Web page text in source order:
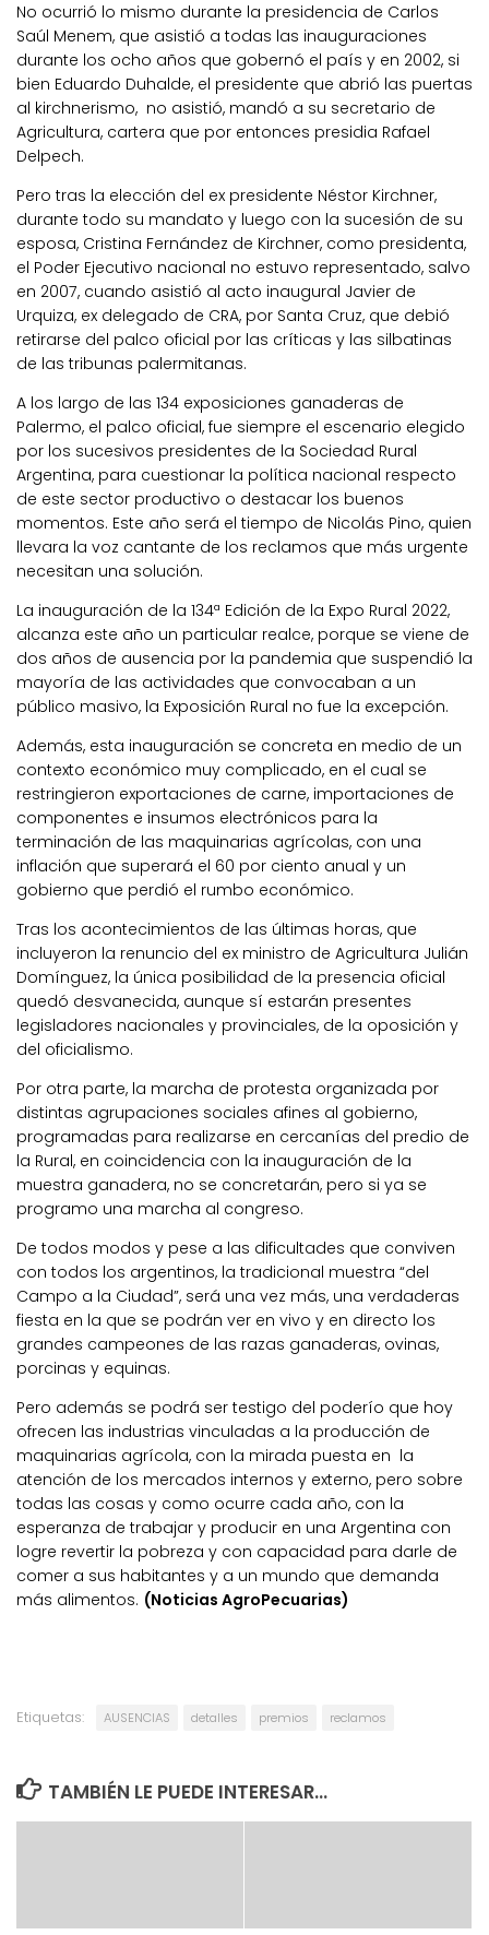
No ocurrió lo mismo durante la presidencia de Carlos
Saúl Menem, que asistió a todas las inauguraciones
durante los ocho años que gobernó el país y en 2002, si
bien Eduardo Duhalde, el presidente que abrió las puertas
al kirchnerismo, no asistió, mandó a su secretario de
Agricultura, cartera que por entonces presidia Rafael
Delpech.
Pero tras la elección del ex presidente Néstor Kirchner,
durante todo su mandato y luego con la sucesión de su
esposa, Cristina Fernández de Kirchner, como presidenta,
el Poder Ejecutivo nacional no estuvo representado, salvo
en 2007, cuando asistió al acto inaugural Javier de
Urquiza, ex delegado de CRA, por Santa Cruz, que debió
retirarse del palco oficial por las críticas y las silbatinas
de las tribunas palermitanas.
A los largo de las 134 exposiciones ganaderas de
Palermo, el palco oficial, fue siempre el escenario elegido
por los sucesivos presidentes de la Sociedad Rural
Argentina, para cuestionar la política nacional respecto
de este sector productivo o destacar los buenos
momentos. Este año será el tiempo de Nicolás Pino, quien
llevara la voz cantante de los reclamos que más urgente
necesitan una solución.
La inauguración de la 134ª Edición de la Expo Rural 2022,
alcanza este año un particular realce, porque se viene de
dos años de ausencia por la pandemia que suspendió la
mayoría de las actividades que convocaban a un
público masivo, la Exposición Rural no fue la excepción.
Además, esta inauguración se concreta en medio de un
contexto económico muy complicado, en el cual se
restringieron exportaciones de carne, importaciones de
componentes e insumos electrónicos para la
terminación de las maquinarias agrícolas, con una
inflación que superará el 60 por ciento anual y un
gobierno que perdió el rumbo económico.
Tras los acontecimientos de las últimas horas, que
incluyeron la renuncio del ex ministro de Agricultura Julián
Domínguez, la única posibilidad de la presencia oficial
quedó desvanecida, aunque sí estarán presentes
legisladores nacionales y provinciales, de la oposición y
del oficialismo.
Por otra parte, la marcha de protesta organizada por
distintas agrupaciones sociales afines al gobierno,
programadas para realizarse en cercanías del predio de
la Rural, en coincidencia con la inauguración de la
muestra ganadera, no se concretarán, pero si ya se
programo una marcha al congreso.
De todos modos y pese a las dificultades que conviven
con todos los argentinos, la tradicional muestra “del
Campo a la Ciudad”, será una vez más, una verdaderas
fiesta en la que se podrán ver en vivo y en directo los
grandes campeones de las razas ganaderas, ovinas,
porcinas y equinas.
Pero además se podrá ser testigo del poderío que hoy
ofrecen las industrias vinculadas a la producción de
maquinarias agrícola, con la mirada puesta en la
atención de los mercados internos y externo, pero sobre
todas las cosas y como ocurre cada año, con la
esperanza de trabajar y producir en una Argentina con
logre revertir la pobreza y con capacidad para darle de
comer a sus habitantes y a un mundo que demanda
más alimentos. (Noticias AgroPecuarias)
Etiquetas: AUSENCIAS detalles premios reclamos
TAMBIÉN LE PUEDE INTERESAR...